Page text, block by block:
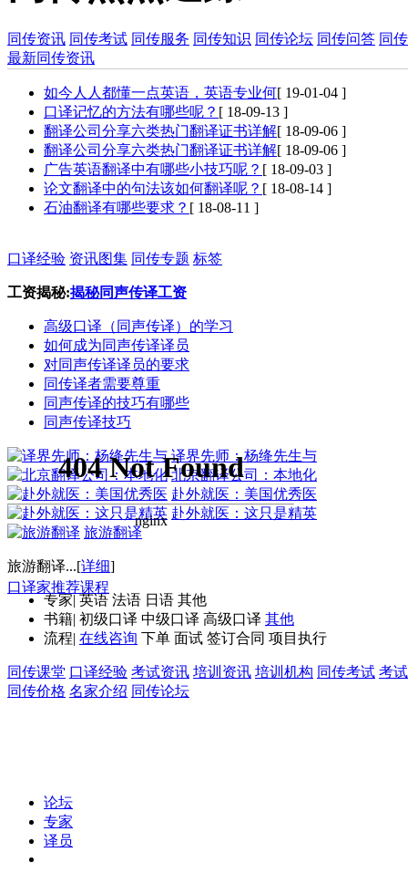
同传资讯 同传考试 同传服务 同传知识 同传论坛 同传问答 同
最新同传资讯
如今人人都懂一点英语，英语专业何[ 19-01-04 ]
口译记忆的方法有哪些呢？ [ 18-09-13 ]
翻译公司分享六类热门翻译证书详解[ 18-09-06 ]
翻译公司分享六类热门翻译证书详解[ 18-09-06 ]
广告英语翻译中有哪些小技巧呢？ [ 18-09-03 ]
论文翻译中的句法该如何翻译呢？ [ 18-08-14 ]
石油翻译有哪些要求？ [ 18-08-11 ]
口译经验 资讯图集 同传专题 标签
工资揭秘:揭秘同声传译工资
高级口译（同声传译）的学习
如何成为同声传译译员
对同声传译译员的要求
同传译者需要尊重
同声传译的技巧有哪些
同声传译技巧
译界先师：杨绛先生与
北京翻译公司：本地化
赴外就医：美国优秀医
赴外就医：这只是精英
旅游翻译
旅游翻译...[详细]
专家| 英语 法语 日语 其他
书籍| 初级口译 中级口译 高级口译 其他
流程| 在线咨询 下单 面试 签订合同 项目执行
同传课堂 口译经验 考试资讯 培训资讯 培训机构 同传考试 考
同传价格 名家介绍 同传论坛
口译家推荐课程
论坛
专家
译员